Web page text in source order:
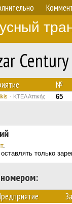
№
ΚΤΕΛ Αττικής 65
.
только